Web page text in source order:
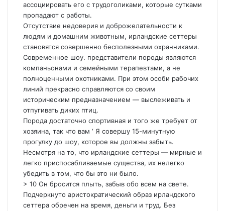
ассоциировать его с трудоголиками, которые сутками
пропадают с работы.
Отсутствие недоверия и доброжелательности к
людям и домашним животным, ирландские сеттеры
становятся совершенно бесполезными охранниками.
Современное шоу. представители породы являются
компаньонами и семейными терапевтами, а не
полноценными охотниками. При этом особи рабочих
линий прекрасно справляются со своим
историческим предназначением — выслеживать и
отпугивать диких птиц.
Порода достаточно спортивная и того же требует от
хозяина, так что вам ‘ Я совершу 15-минутную
прогулку до шоу, которое вы должны забыть.
Несмотря на то, что ирландские сеттеры — мирные и
легко приспосабливаемые существа, их нелегко
убедить в том, что бы это ни было.
> 10 Он бросится плыть, забыв обо всем на свете.
Подчеркнуто аристократический образ ирландского
сеттера обречен на время, деньги и труд. Без